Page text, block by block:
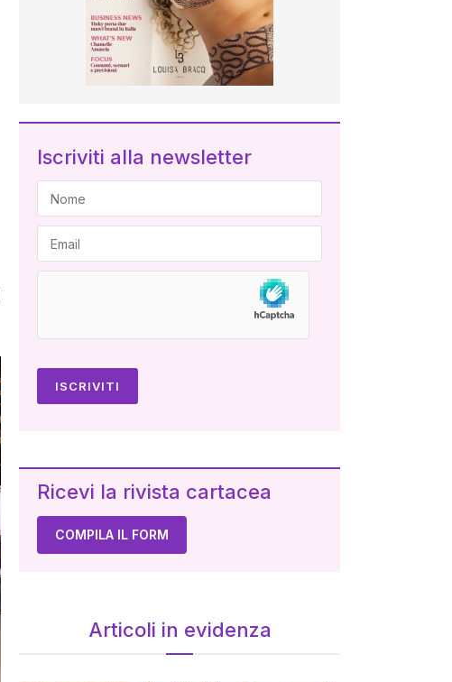
Iscriviti alla newsletter
Ricevi la rivista cartacea
COMPILA IL FORM
Articoli in evidenza